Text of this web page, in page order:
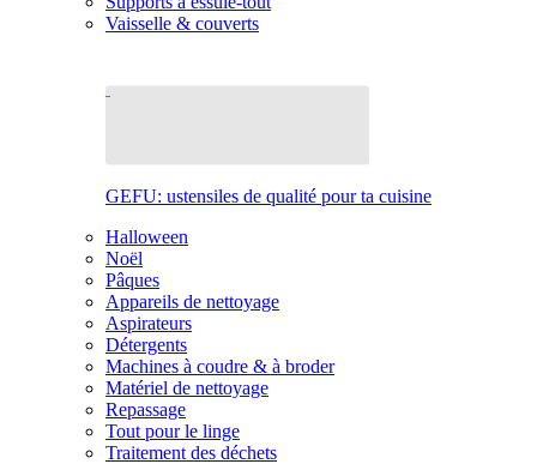
Vaisselle & couverts
GEFU: ustensiles de qualité pour ta cuisine
Halloween
Noël
Pâques
Appareils de nettoyage
Aspirateurs
Détergents
Machines à coudre & à broder
Matériel de nettoyage
Repassage
Tout pour le linge
Traitement des déchets